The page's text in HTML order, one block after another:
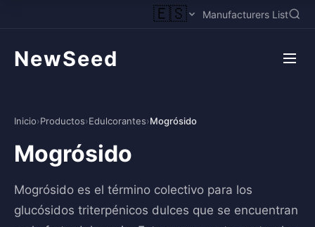
🇪🇸 Manufacturers List
NewSeed
Inicio›Productos›Edulcorantes›Mogrósido
Mogrósido
Mogrósido es el término colectivo para los
glucósidos triterpénicos dulces que se encuentran